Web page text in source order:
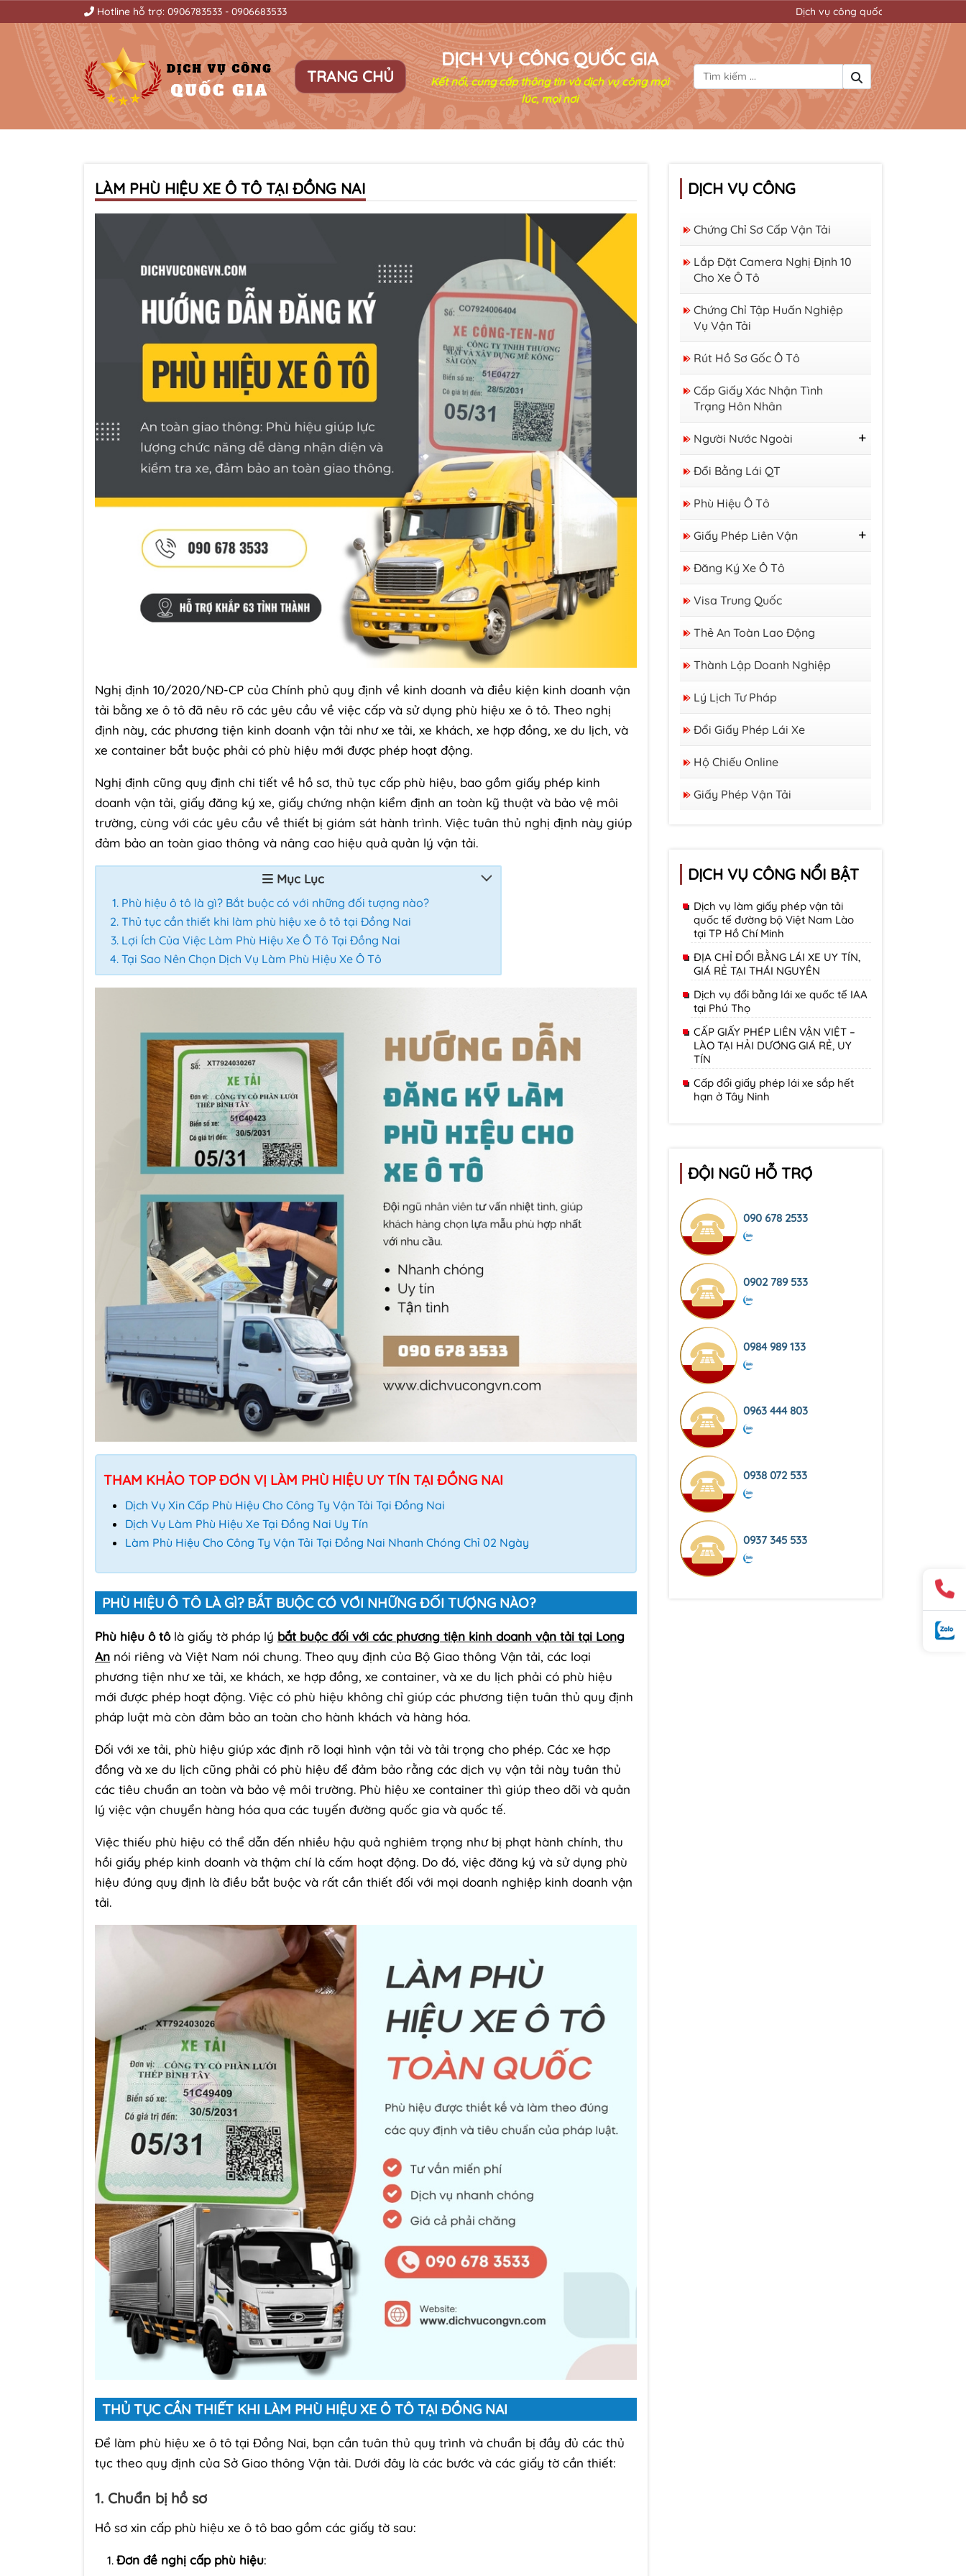
Hotline hỗ trợ: 0906783533 - 0906683533 Dịch vụ công quốc gia đơn giản mọi thủ tục hành
TRANG CHỦ
DỊCH VỤ CÔNG QUỐC GIA
Kết nối, cung cấp thông tin và dịch vụ công mọi
lúc, mọi nơi
LÀM PHÙ HIỆU XE Ô TÔ TẠI ĐỒNG NAI
Nghị định 10/2020/NĐ-CP của Chính phủ quy định về kinh doanh và điều kiện kinh doanh vận
tải bằng xe ô tô đã nêu rõ các yêu cầu về việc cấp và sử dụng phù hiệu xe ô tô. Theo nghị
định này, các phương tiện kinh doanh vận tải như xe tải, xe khách, xe hợp đồng, xe du lịch, và
xe container bắt buộc phải có phù hiệu mới được phép hoạt động.
Nghị định cũng quy định chi tiết về hồ sơ, thủ tục cấp phù hiệu, bao gồm giấy phép kinh
doanh vận tải, giấy đăng ký xe, giấy chứng nhận kiểm định an toàn kỹ thuật và bảo vệ môi
trường, cùng với các yêu cầu về thiết bị giám sát hành trình. Việc tuân thủ nghị định này giúp
đảm bảo an toàn giao thông và nâng cao hiệu quả quản lý vận tải.
Mục Lục
Phù hiệu ô tô là gì? Bắt buộc có với những đối tượng nào?
Thủ tục cần thiết khi làm phù hiệu xe ô tô tại Đồng Nai
Lợi Ích Của Việc Làm Phù Hiệu Xe Ô Tô Tại Đồng Nai
Tại Sao Nên Chọn Dịch Vụ Làm Phù Hiệu Xe Ô Tô
THAM KHẢO TOP ĐƠN VỊ LÀM PHÙ HIỆU UY TÍN TẠI ĐỒNG NAI
Dịch Vụ Xin Cấp Phù Hiệu Cho Công Ty Vận Tải Tại Đồng Nai
Dịch Vụ Làm Phù Hiệu Xe Tại Đồng Nai Uy Tín
Làm Phù Hiệu Cho Công Ty Vận Tải Tại Đồng Nai Nhanh Chóng Chỉ 02 Ngày
PHÙ HIỆU Ô TÔ LÀ GÌ? BẮT BUỘC CÓ VỚI NHỮNG ĐỐI TƯỢNG NÀO?
Phù hiệu ô tôlà giấy tờ pháp lý bắt buộc đối với các phương tiện kinh doanh vận tải tại Long
An nói riêng và Việt Nam nói chung. Theo quy định của Bộ Giao thông Vận tải, các loại
phương tiện như xe tải, xe khách, xe hợp đồng, xe container, và xe du lịch phải có phù hiệu
mới được phép hoạt động. Việc có phù hiệu không chỉ giúp các phương tiện tuân thủ quy định
pháp luật mà còn đảm bảo an toàn cho hành khách và hàng hóa.
Đối với xe tải, phù hiệu giúp xác định rõ loại hình vận tải và tải trọng cho phép. Các xe hợp
đồng và xe du lịch cũng phải có phù hiệu để đảm bảo rằng các dịch vụ vận tải này tuân thủ
các tiêu chuẩn an toàn và bảo vệ môi trường. Phù hiệu xe container thì giúp theo dõi và quản
lý việc vận chuyển hàng hóa qua các tuyến đường quốc gia và quốc tế.
Việc thiếu phù hiệu có thể dẫn đến nhiều hậu quả nghiêm trọng như bị phạt hành chính, thu
hồi giấy phép kinh doanh và thậm chí là cấm hoạt động. Do đó, việc đăng ký và sử dụng phù
hiệu đúng quy định là điều bắt buộc và rất cần thiết đối với mọi doanh nghiệp kinh doanh vận
tải.
THỦ TỤC CẦN THIẾT KHI LÀM PHÙ HIỆU XE Ô TÔ TẠI ĐỒNG NAI
Để làm phù hiệu xe ô tô tại Đồng Nai, bạn cần tuân thủ quy trình và chuẩn bị đầy đủ các thủ
tục theo quy định của Sở Giao thông Vận tải. Dưới đây là các bước và các giấy tờ cần thiết:
1. Chuẩn bị hồ sơ
Hồ sơ xin cấp phù hiệu xe ô tô bao gồm các giấy tờ sau:
Đơn đề nghị cấp phù hiệu:
DỊCH VỤ CÔNG
Chứng Chỉ Sơ Cấp Vận Tải
Lắp Đặt Camera Nghị Định 10
Cho Xe Ô Tô
Chứng Chỉ Tập Huấn Nghiệp
Vụ Vận Tải
Rút Hồ Sơ Gốc Ô Tô
Cấp Giấy Xác Nhận Tình
Trạng Hôn Nhân
Người Nước Ngoài
Thị Thực
Thẻ Tạm Trú
Giấy Phép Lao Động
Đổi Bằng Lái QT
Phù Hiệu Ô Tô
Giấy Phép Liên Vận
GP Liên Vận Việt - Lào
GP Liên Vận Việt -
Đăng Ký Xe Ô Tô
Visa Trung Quốc
Thẻ An Toàn Lao Động
Thành Lập Doanh Nghiệp
Lý Lịch Tư Pháp
Đổi Giấy Phép Lái Xe
Hộ Chiếu Online
Giấy Phép Vận Tải
DỊCH VỤ CÔNG NỔI BẬT
Dịch vụ làm giấy phép vận tải
quốc tế đường bộ Việt Nam Lào
tại TP Hồ Chí Minh
ĐỊA CHỈ ĐỔI BẰNG LÁI XE UY TÍN,
GIÁ RẺ TẠI THÁI NGUYÊN
Dịch vụ đổi bằng lái xe quốc tế IAA
tại Phú Thọ
CẤP GIẤY PHÉP LIÊN VẬN VIỆT –
LÀO TẠI HẢI DƯƠNG GIÁ RẺ, UY
TÍN
Cấp đổi giấy phép lái xe sắp hết
hạn ở Tây Ninh
ĐỘI NGŨ HỖ TRỢ
090 678 2533
0902 789 533
0984 989 133
0963 444 803
0938 072 533
0937 345 533